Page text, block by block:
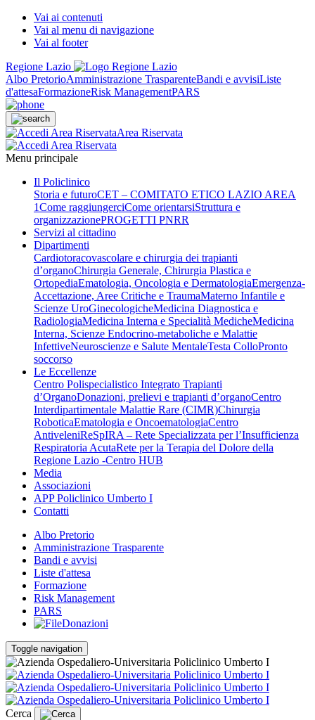
Vai ai contenuti
Vai al menu di navigazione
Vai al footer
Regione Lazio
Albo PretorioAmministrazione TrasparenteBandi e avvisiListe
d'attesaFormazioneRisk ManagementPARS
Area Riservata
Menu principale
Il Policlinico
Storia e futuroCET – COMITATO ETICO LAZIO AREA
1Come raggiungerciCome orientarsiStruttura e
organizzazionePROGETTI PNRR
Servizi al cittadino
Dipartimenti
Cardiotoracovascolare e chirurgia dei trapianti
d’organoChirurgia Generale, Chirurgia Plastica e
OrtopediaEmatologia, Oncologia e DermatologiaEmergenza-
Accettazione, Aree Critiche e TraumaMaterno Infantile e
Scienze UroGinecologicheMedicina Diagnostica e
RadiologiaMedicina Interna e Specialità MedicheMedicina
Interna, Scienze Endocrino-metaboliche e Malattie
InfettiveNeuroscienze e Salute MentaleTesta ColloPronto
soccorso
Le Eccellenze
Centro Polispecialistico Integrato Trapianti
d’OrganoDonazioni, prelievi e trapianti d’organoCentro
Interdipartimentale Malattie Rare (CIMR)Chirurgia
RoboticaEmatologia e OncoematologiaCentro
AntiveleniReSpIRA – Rete Specializzata per l’Insufficienza
Respiratoria AcutaRete per la Terapia del Dolore della
Regione Lazio -Centro HUB
Media
Associazioni
APP Policlinico Umberto I
Contatti
Albo Pretorio
Amministrazione Trasparente
Bandi e avvisi
Liste d'attesa
Formazione
Risk Management
PARS
Donazioni
Toggle navigation
Cerca